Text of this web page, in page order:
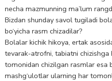
necha mazmunning ma’lum
Bizdan shunday savol tugiladi
bo‘yicha rasm chizadilar?
Bolalar kichik hikoya, ertak
tevarak-atrofni, tabiatni
tomonidan chizilgan rasmlar esa
mashg‘ulotlar ularning har